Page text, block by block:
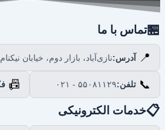
تماس با ما
📍 آدرس:نازی‌آباد، بازار دوم، خیابان نیکنام
📞 تلفن:۰۲۱ - ۵۵۰۸۱۱۲۹ 📠
خدمات الکترونیکی